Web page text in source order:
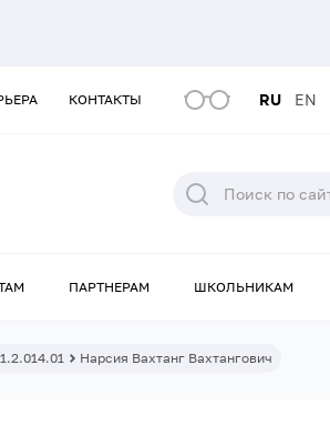
КОНТАКТЫ RU EN
ПАРТНЕРАМ ШКОЛЬНИКАМ
Нарсия Вахтанг Вахтангович